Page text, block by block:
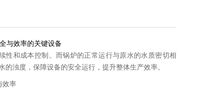
与效率的关键设备
性和成本控制。而锅炉的正常运行与原水的水质密切相
浊度，保障设备的安全运行，提升整体生产效率。